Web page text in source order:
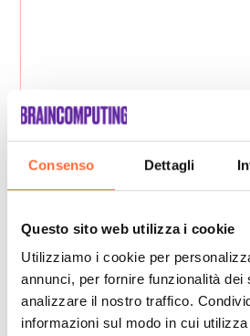
Consenso Dettagli
Questo sito web utilizza i cookie
Utilizziamo i cookie per
annunci, per fornire funzionalità dei
analizzare il nostro traffico.
informazioni sul modo in cui